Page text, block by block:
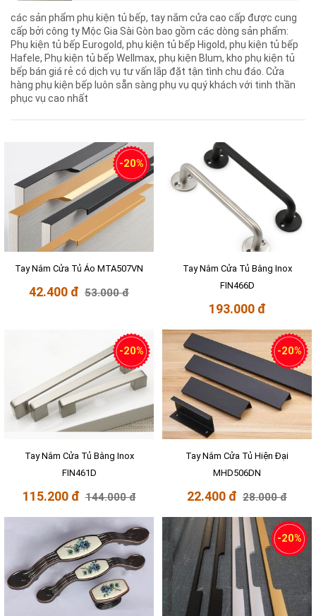
các sản phẩm phụ kiện tủ bếp, tay nắm cửa cao cấp được cung
cấp bởi công ty Mộc Gia Sài Gòn bao gồm các dòng sản phẩm:
Phụ kiện tủ bếp Eurogold, phụ kiện tủ bếp Higold, phụ kiện tủ bếp
Hafele, Phụ kiện tủ bếp Wellmax, phụ kiện Blum, kho phụ kiện tủ
bếp bán giá rẻ có dịch vụ tư vấn lắp đặt tận tình chu đáo. Cửa
hàng phụ kiện bếp luôn sẵn sàng phụ vụ quý khách với tinh thần
phục vụ cao nhất
-20%
Tay Nắm Cửa Tủ Áo MTA507VN
42.400 đ 53.000 đ
Tay Nắm Cửa Tủ Bằng Inox
FIN466D
193.000 đ
-20%
Tay Nắm Cửa Tủ Bằng Inox
FIN461D
115.200 đ 144.000 đ
-20%
Tay Nắm Cửa Tủ Hiện Đại
MHD506DN
22.400 đ 28.000 đ
-20%